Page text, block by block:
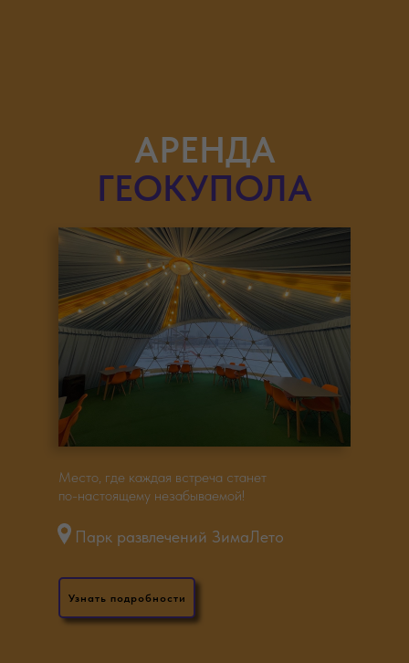
Место, где каждая встреча станет
по-настоящему незабываемой!
Парк развлечений ЗимаЛето
Узнать подробности
АРЕНДА
ГЕОКУПОЛА